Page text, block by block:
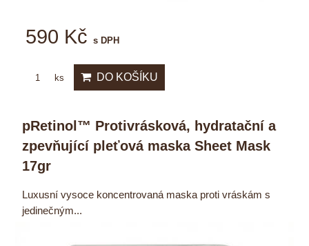
590 Kč s DPH
ks DO KOŠÍKU
pRetinol™ Protivrásková, hydratační a
zpevňující pleťová maska Sheet Mask
17gr
Luxusní vysoce koncentrovaná maska proti vráskám s
jedinečným...